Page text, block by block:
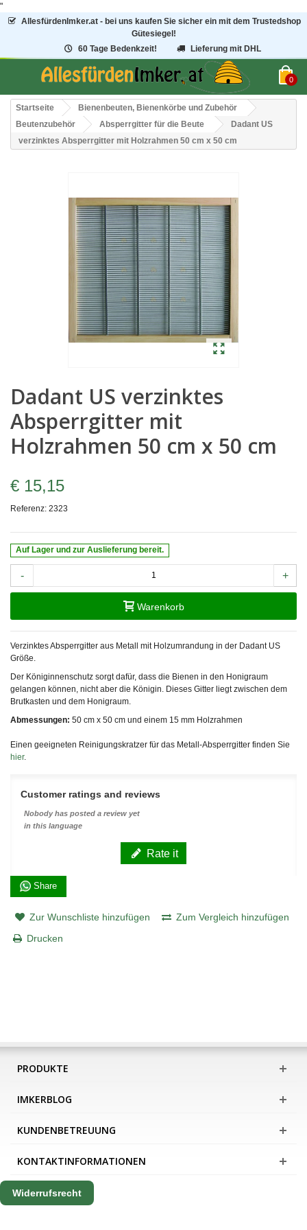
"
AllesfürdenImker.at - bei uns kaufen Sie sicher ein mit dem Trustedshop
Gütesiegel!
60 Tage Bedenkzeit!
Lieferung mit DHL
0
Startseite
Bienenbeuten, Bienenkörbe und Zubehör
Beutenzubehör
Absperrgitter für die Beute
Dadant US
verzinktes Absperrgitter mit Holzrahmen 50 cm x 50 cm
Dadant US verzinktes
Absperrgitter mit
Holzrahmen 50 cm x 50 cm
€ 15,15
Referenz: 2323
Auf Lager und zur Auslieferung bereit.
- +
Warenkorb
Verzinktes Absperrgitter aus Metall mit Holzumrandung in der DadantUS
Größe.
Der Königinnenschutz sorgt dafür, dass die Bienen in den Honigraum
gelangen können, nicht aber die Königin. Dieses Gitter liegt zwischen dem
Brutkasten und dem Honigraum.
Abmessungen: 50 cm x 50 cm und einem 15 mm Holzrahmen
Einen geeigneten Reinigungskratzer für das Metall-Absperrgitter finden Sie
hier.
Customer ratings and reviews
Nobody has posted a review yet
in this language
Rate it
Share
Zur Wunschliste hinzufügen
Zum Vergleich hinzufügen
Drucken
PRODUKTE
IMKERBLOG
KUNDENBETREUUNG
KONTAKTINFORMATIONEN
Widerrufsrecht